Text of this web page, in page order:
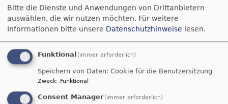
Bitte die Dienste und Anwendungen von Drittanbietern
auswählen, die wir nutzen möchten. Für weitere
Informationen bitte unsere Datenschutzhinweise lesen.
Funktional (immer erforderlich)
Speichern von Daten: Cookie für die Benutzersitzung
Zweck: Funktional
Consent Manager (immer erforderlich)